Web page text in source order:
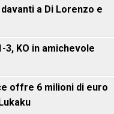
a Di Lorenzo e
3, KO in amichevole
offre 6 milioni di euro